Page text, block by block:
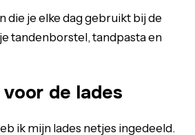
die je elke dag gebruikt bij de
tandenborstel, tandpasta en
de lades
ik mijn lades netjes ingedeeld.